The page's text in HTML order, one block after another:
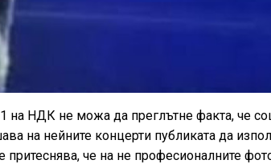
на НДК не можа да преглътне факта, че
на нейните концерти публиката да
че на не професионалните